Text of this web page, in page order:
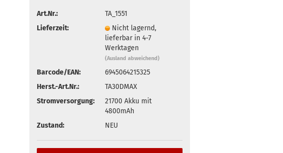
Art.Nr.:
TA_1551
Lieferzeit:
Nicht lagernd,
lieferbar in 4-7
Werktagen
(Ausland abweichend)
Barcode/EAN:
6945064215325
Herst.-Art.Nr.:
TA30DMAX
Stromversorgung:
21700 Akku mit
4800mAh
Zustand:
NEU